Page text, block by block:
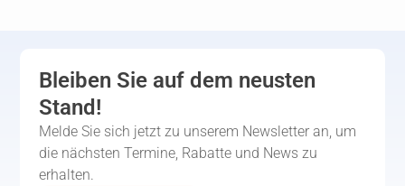
Bleiben Sie auf dem neusten
Stand!
Melde Sie sich jetzt zu unserem Newsletter an, um
die nächsten Termine, Rabatte und News zu
erhalten.